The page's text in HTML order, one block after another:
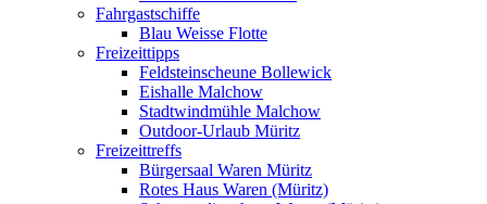
Fahrgastschiffe
Blau Weisse Flotte
Freizeittipps
Feldsteinscheune Bollewick
Eishalle Malchow
Stadtwindmühle Malchow
Outdoor-Urlaub Müritz
Freizeittreffs
Bürgersaal Waren Müritz
Rotes Haus Waren (Müritz)